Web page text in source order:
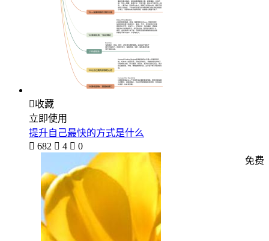
收藏
立即使用
提升自己最快的方式是什么
 682  4  0
免费